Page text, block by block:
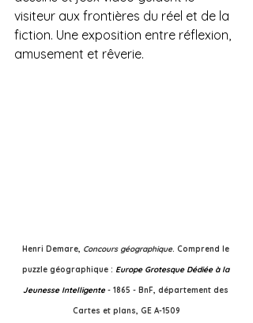
visiteur aux frontières du réel et de la
fiction. Une exposition entre réflexion,
amusement et rêverie.
Henri Demare, Concours géographique. Comprend le
puzzle géographique : Europe Grotesque Dédiée à la
Jeunesse Intelligente - 1865 - BnF, département des
Cartes et plans, GE A-1509